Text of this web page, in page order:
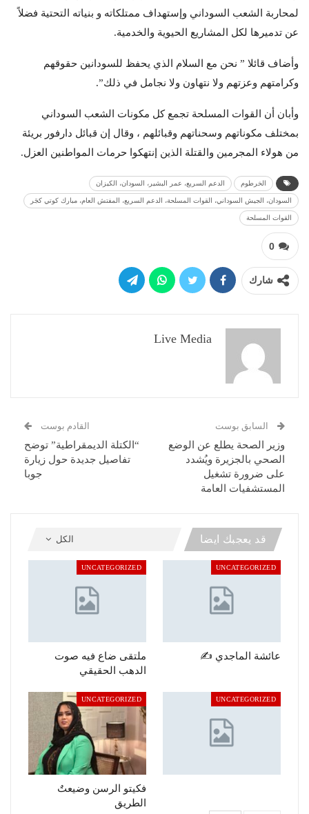
لمحاربة الشعب السوداني وإستهداف ممتلكاته و بنياته التحتية فضلاً
عن تدميرها لكل المشاريع الحيوية والخدمية.
وأضاف قائلا ” نحن مع السلام الذي يحفظ للسودانين حقوقهم
وكرامتهم وعزتهم ولا نتهاون ولا نجامل في ذلك”.
وأبان أن القوات المسلحة تجمع كل مكونات الشعب السوداني
بمختلف مكوناتهم وسحناتهم وقبائلهم ، وقال إن قبائل دارفور بريئة
من هولاء المجرمين والقتلة الذين إنتهكوا حرمات المواطنين العزل.
الخرطوم الدعم السريع، عمر البشير، السودان، الكيزان
السودان، الجيش السوداني، القوات المسلحة، الدعم السريع، المفتش العام، مبارك كوتي كجَر
القوات المسلحة
0
شارك
Live Media
السابق بوست
وزير الصحة يطلع عن الوضع
الصحي بالجزيرة ويُشدد
على ضرورة تشغيل
المستشفيات العامة
القادم بوست
“الكتلة الديمقراطية” توضح
تفاصيل جديدة حول زيارة
جوبا
الكل قد يعجبك ايضا
UNCATEGORIZED
عائشة الماجدي ✍️
UNCATEGORIZED
ملتقى ضاع فيه صوت
الدهب الحقيقي
UNCATEGORIZED
UNCATEGORIZED
فكيتو الرسن وضيعتٌ
الطريق